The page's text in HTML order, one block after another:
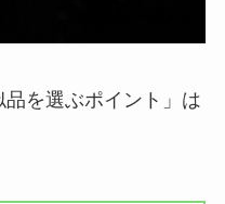
品を選ぶポイント」は